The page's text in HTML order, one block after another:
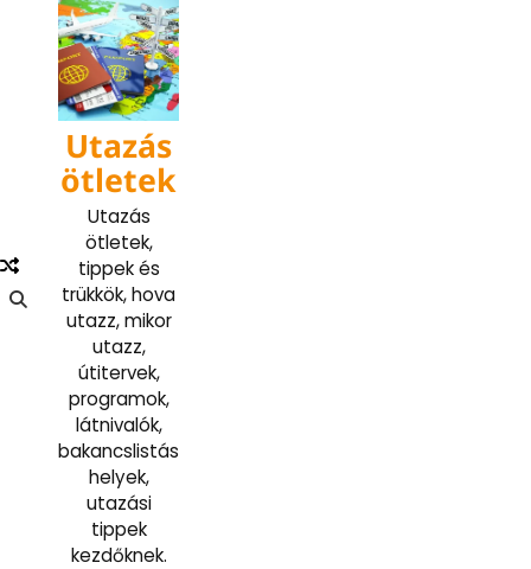
content
Utazás
ötletek
Utazás
ötletek,
tippek és
trükkök, hova
utazz, mikor
utazz,
útitervek,
programok,
látnivalók,
bakancslistás
helyek,
utazási
tippek
kezdőknek.